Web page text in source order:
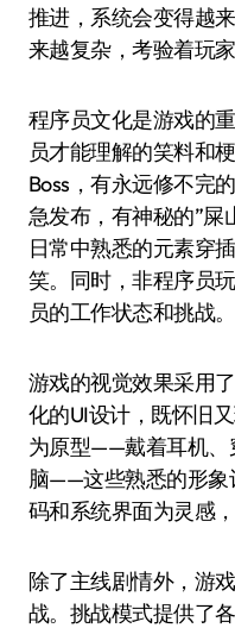
推进，系统会变得越
来越复杂，考验着玩家
程序员文化是游戏的
员才能理解的笑料和
Boss，有永远修不完
急发布，有神秘的”屎
日常中熟悉的元素穿
笑。同时，非程序员
员的工作状态和挑战。
游戏的视觉效果采用
化的UI设计，既怀旧
为原型——戴着耳机、
脑——这些熟悉的形象
码和系统界面为灵感
除了主线剧情外，游
战。挑战模式提供了